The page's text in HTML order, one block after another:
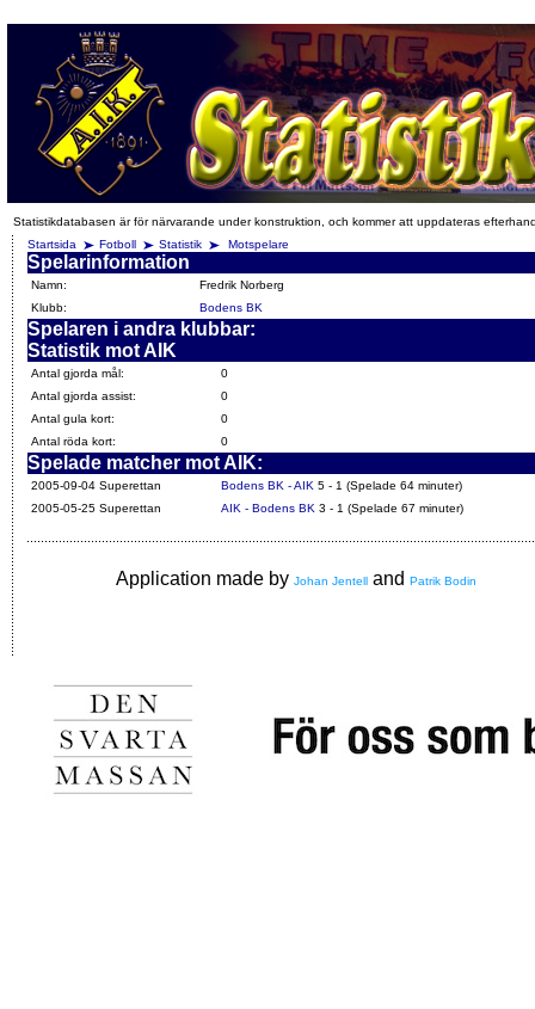
Statistikdatabasen är för närvarande under konstruktion, och kommer att uppdateras
Startsida
Fotboll Statistik Motspelare
Spelarinformation
Namn:
Fredrik Norberg
Klubb:
Bodens BK
Spelaren i andra klubbar:
Statistik mot AIK
Antal gjorda mål:
0
Antal gjorda assist:
0
Antal gula kort:
0
Antal röda kort:
0
Spelade matcher mot AIK:
2005-09-04 Superettan Bodens BK - AIK 5 - 1 (Spelade 64 minuter)
2005-05-25 Superettan
AIK - Bodens BK 3 - 1 (Spelade 67 minuter)
Application made by Johan Jentell and Patrik Bodin